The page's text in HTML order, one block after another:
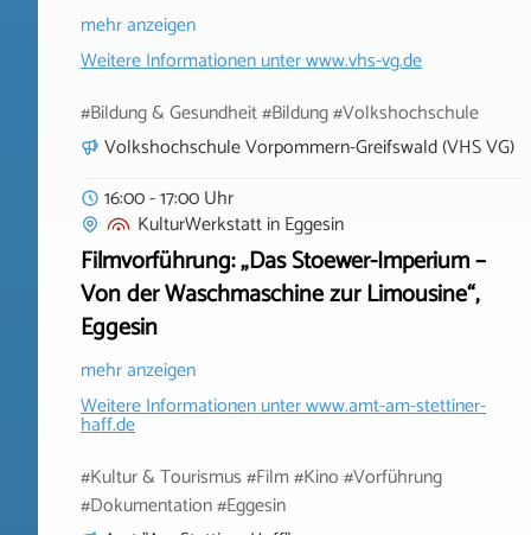
mehr anzeigen
Weitere Informationen unterwww.vhs-vg.de
#Bildung & Gesundheit #Bildung #Volkshochschule
Volkshochschule Vorpommern-Greifswald (VHS VG)
16:00 - 17:00 Uhr
KulturWerkstattinEggesin
Filmvorführung: „Das Stoewer-Imperium –
Von der Waschmaschine zur Limousine“,
Eggesin
mehr anzeigen
Weitere Informationen unterwww.amt-am-stettiner-
haff.de
#Kultur & Tourismus #Film #Kino #Vorführung
#Dokumentation #Eggesin